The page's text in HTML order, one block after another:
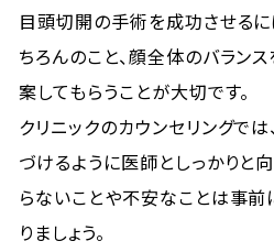
目頭切開の手術を成功させる
ちろんのこと、顔全体のバラン
案してもらうことが大切です。
クリニックのカウンセリングで
づけるように医師としっかりと
らないことや不安なことは事
りましょう。